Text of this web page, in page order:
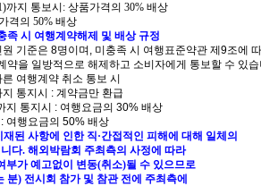
까지 통보시: 상품가격의 30% 배상
격의 50% 배상
족 시 여행계약해제 및 배상 규정
기준은 8명이며, 미충족 시 여행표준약관 제9조에
약을 일방적으로 해제하고 소비자에게 통보할 수 있습
여행계약 취소 통보 시
통지시 : 계약금만 환급
지 통지시 : 여행요금의 30% 배상
여행요금의 50% 배상
된 사항에 인한 직·간접적인 피해에 대해 일체의
다. 해외박람회 주최측의 사정에 따라
부가 예고없이 변동(취소)될 수 있으므로
분) 전시회 참가 및 참관 전에 주최측에